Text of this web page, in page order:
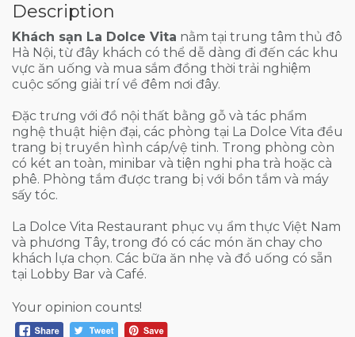
Description
Khách sạn La Dolce Vita nằm tại trung tâm thủ đô
Hà Nội, từ đây khách có thể dễ dàng đi đến các khu
vực ăn uống và mua sắm đồng thời trải nghiệm
cuộc sống giải trí về đêm nơi đây.
Đặc trưng với đồ nội thất bằng gỗ và tác phẩm
nghệ thuật hiện đại, các phòng tại La Dolce Vita đều
trang bị truyền hình cáp/vệ tinh. Trong phòng còn
có két an toàn, minibar và tiện nghi pha trà hoặc cà
phê. Phòng tắm được trang bị với bồn tắm và máy
sấy tóc.
La Dolce Vita Restaurant phục vụ ẩm thực Việt Nam
và phương Tây, trong đó có các món ăn chay cho
khách lựa chọn. Các bữa ăn nhẹ và đồ uống có sẵn
tại Lobby Bar và Café.
Your opinion counts!